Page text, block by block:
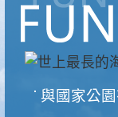
與國家公